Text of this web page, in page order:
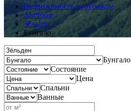
Недвижимость за рубежом
Австрия
Зёльден
Бунгало
Бунгало
Состояние
Цена
Спальни
Ванные